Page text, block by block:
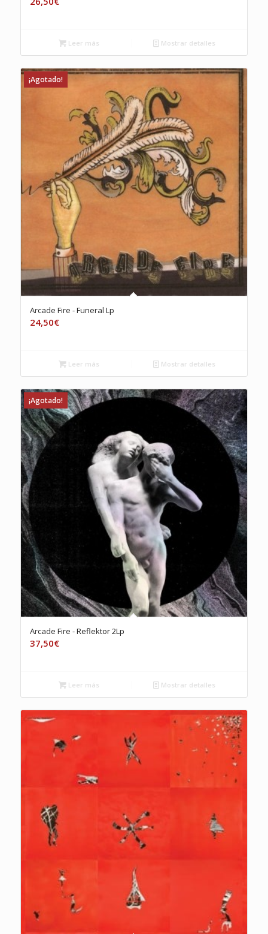
Leer más Mostrar detalles
¡Agotado!
Arcade Fire ‎- Funeral Lp
24,50€
Leer más Mostrar detalles
¡Agotado!
Arcade Fire ‎- Reflektor 2Lp
37,50€
Leer más Mostrar detalles